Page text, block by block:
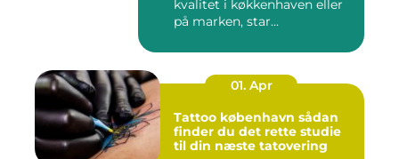
kvalitet i køkkenhaven eller
på marken, star...
01. Apr
Tattoo københavn sådan
finder du det rette studie
til din næste tatovering